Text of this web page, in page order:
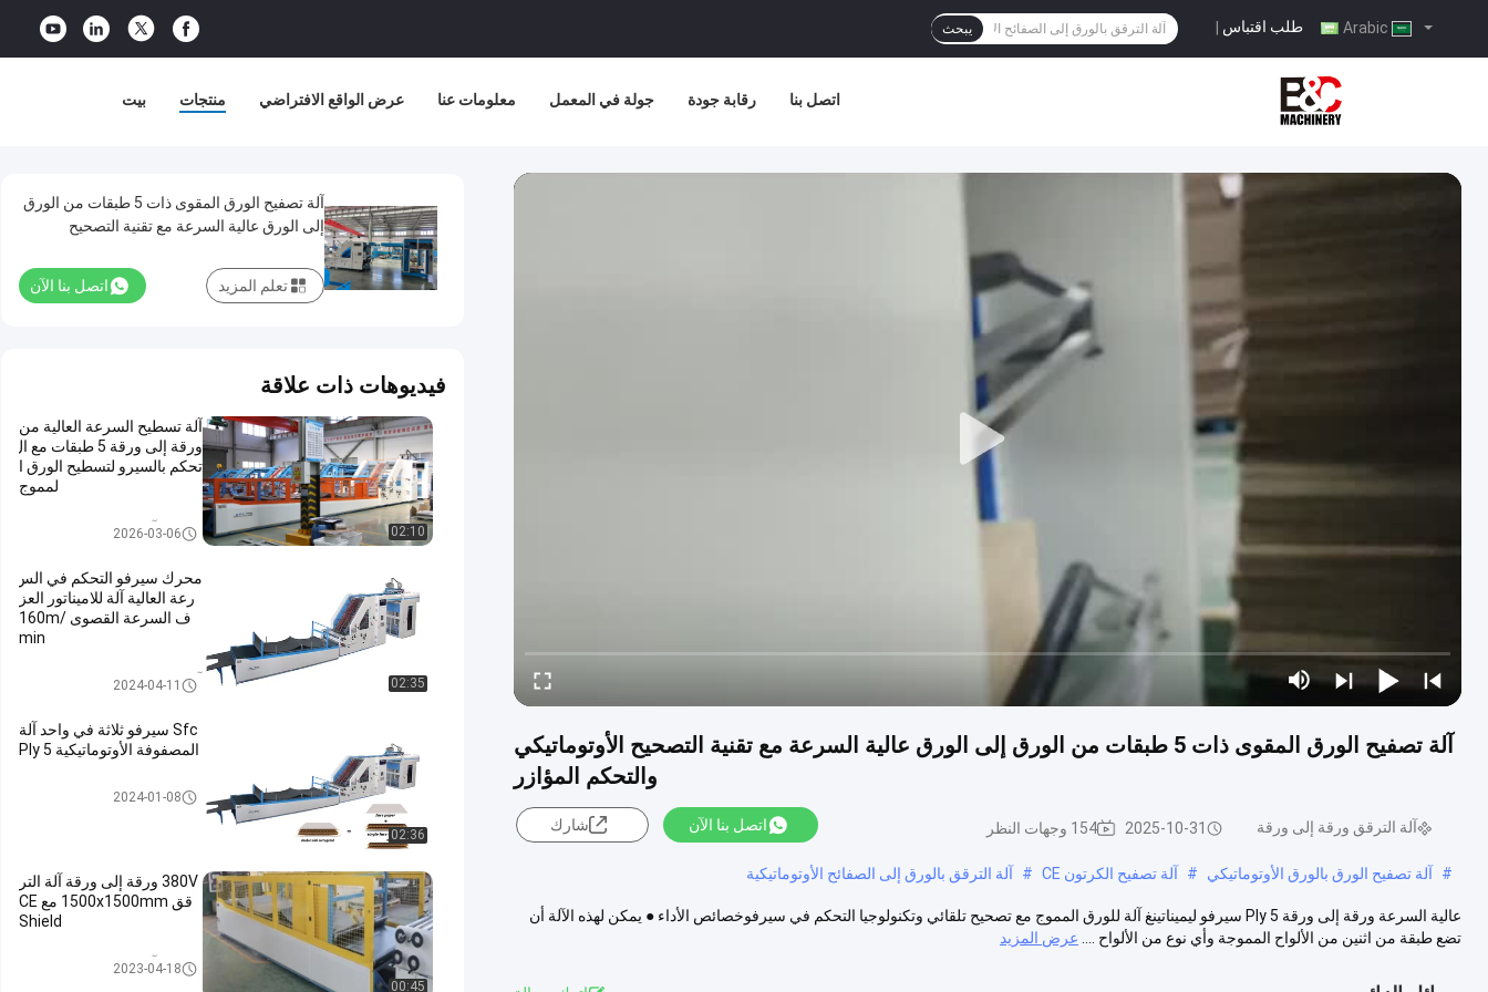
طلب اقتباس يبحث
بيت منتجات عرض الواقع الافتراضي معلومات عنا جولة في المعمل رقابة جودة اتصل بنا
آلة تصفيح الورق المقوى ذات 5 طبقات من الورق إلى الورق عالية السرعة مع تقنية التصحيح الأوتوماتيكي
والتحكم المؤازر
آلة الترقق ورقة إلى ورقة 2025-10-31 154 وجهات النظر اتصل بنا الآن شارك
# آلة تصفيح الورق بالورق الأوتوماتيكي # آلة تصفيح الكرتون CE # آلة الترقق بالورق إلى الصفائح الأوتوماتيكية
عالية السرعة ورقة إلى ورقة 5 Ply سيرفو ليميناتينغ آلة للورق المموج مع تصحيح تلقائي وتكنولوجيا التحكم في سيرفوخصائص الأداء ● يمكن لهذه الآلة أن
تضع طبقة من اثنين من الألواح المموجة وأي نوع من الألواح ....
عرض المزيد
آلة تصفيح الورق المقوى ذات 5 طبقات من الورق
إلى الورق عالية السرعة مع تقنية التصحيح
اتصل بنا الآن تعلم المزيد
فيديوهات ذات علاقة
02:10
آلة تسطيح السرعة العالية من
ورقة إلى ورقة 5 طبقات مع ال
تحكم بالسيرو لتسطيح الورق ا
لمموج
آلة الترقق ورقة إلى ورقة
2026-03-06
02:35
محرك سيرفو التحكم في الس
رعة العالية آلة للاميناتور العز
ف السرعة القصوى 160m/
min
آلة تغليف الفلوت عالية السرعة عا
2024-04-11
02:36
Sfc سيرفو ثلاثة في واحد آلة
المصفوفة الأوتوماتيكية 5 Ply
2024-01-08
00:45
380V ورقة إلى ورقة آلة التر
قق 1500x1500mm مع CE
Shield
آلة الترقق ورقة إلى ورقة
2023-04-18